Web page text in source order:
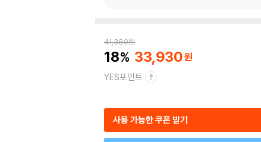
41,380원
18 33,930
YES포인트
사용 가능한 쿠폰 받기